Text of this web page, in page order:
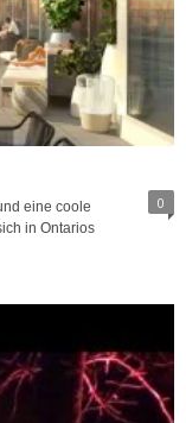
0
eine coole
in Ontarios